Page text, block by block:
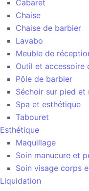
Cabaret
Chaise
Chaise de barbier
Lavabo
Meuble de
Outil et accessoire
Pôle de barbier
Séchoir sur pied et
Spa et esthétique
Tabouret
Esthétique
Maquillage
Soin manucure et
Soin visage corps
Liquidation